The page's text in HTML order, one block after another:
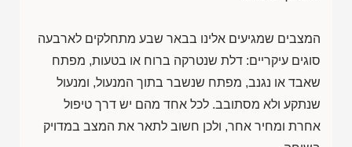
המצבים שמגיעים אלינו בבאר שבע מתחלקים לארבעה
סוגים עיקריים: דלת שנטרקה ברוח או בטעות, מפתח
שאבד או נגנב, מפתח שנשבר בתוך המנעול, ומנעול
שנתקע ולא מסתובב. לכל אחד מהם יש דרך טיפול
אחרת ומחיר אחר, ולכן חשוב לתאר את המצב במדויק